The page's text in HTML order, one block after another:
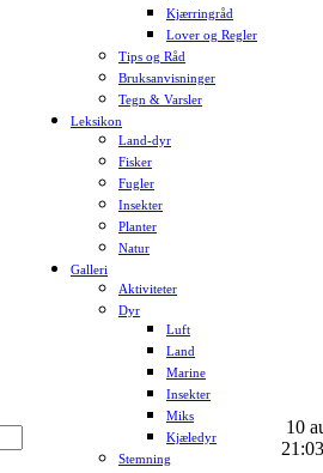
Kjærringråd
Lover og Regler
Tips og Råd
Bruksanvisninger
Tegn & Varsler
Leksikon
Land-dyr
Fisker
Fugler
Insekter
Planter
Natur
Galleri
Aktiviteter
Dyr
Luft
Land
Marine
Insekter
Miks
Kjæledyr
Stemning
10
21:03